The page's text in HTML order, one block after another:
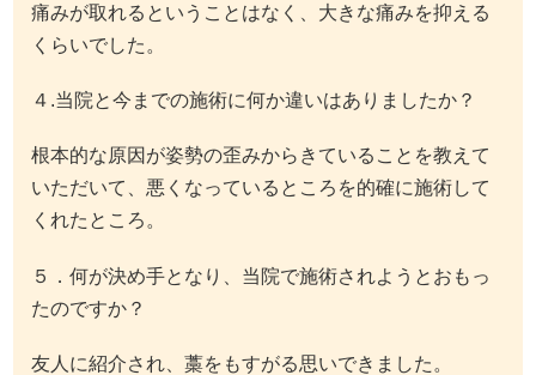
痛みが取れるということはなく、大きな痛みを抑える
くらいでした。
４.当院と今までの施術に何か違いはありましたか？
根本的な原因が姿勢の歪みからきていることを教えて
いただいて、悪くなっているところを的確に施術して
くれたところ。
５．何が決め手となり、当院で施術されようとおもっ
たのですか？
友人に紹介され、藁をもすがる思いできました。